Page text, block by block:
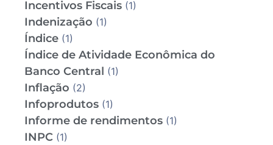
Incentivos Fiscais (1)
Indenização (1)
Índice (1)
Índice de Atividade Econômica do
Banco Central (1)
Inflação (2)
Infoprodutos (1)
Informe de rendimentos (1)
INPC (1)